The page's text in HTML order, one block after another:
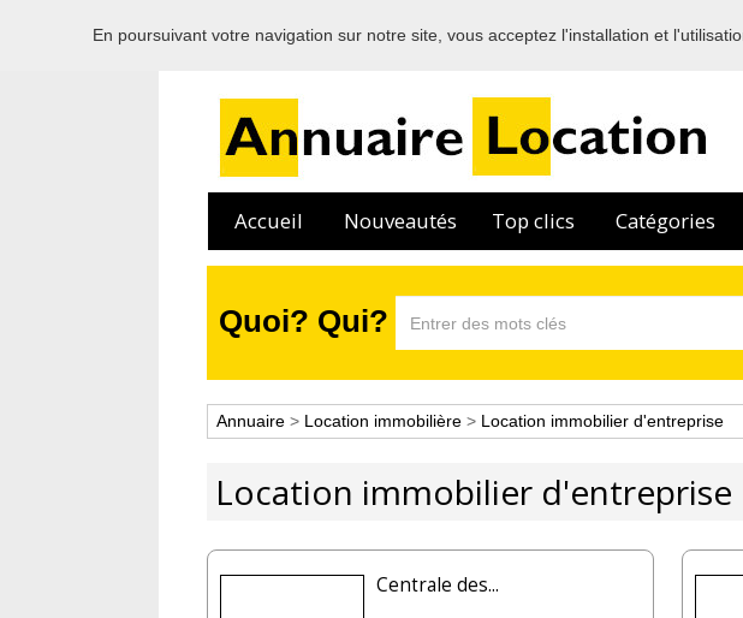
Bienvenue sur l'annuaire
Accueil Nouveautés Top clics Catégories
Quoi? Qui?
Annuaire > Location immobilière > Location immobilier d'entreprise
Location immobilier d'entreprise
Centrale des...
En poursuivant votre navigation sur notre site, vous acceptez l'installation et